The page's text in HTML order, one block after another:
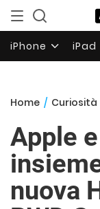
iPhone iPad
Home / Curiosità
Apple
nuova